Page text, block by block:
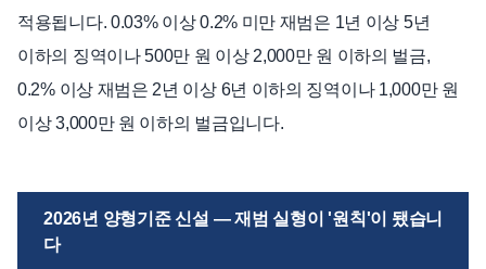
적용됩니다. 0.03% 이상 0.2% 미만 재범은 1년 이상 5년
이하의 징역이나 500만 원 이상 2,000만 원 이하의 벌금,
0.2% 이상 재범은 2년 이상 6년 이하의 징역이나 1,000만 원
이상 3,000만 원 이하의 벌금입니다.
2026년 양형기준 신설 — 재범 실형이 '원칙'이 됐습니
다